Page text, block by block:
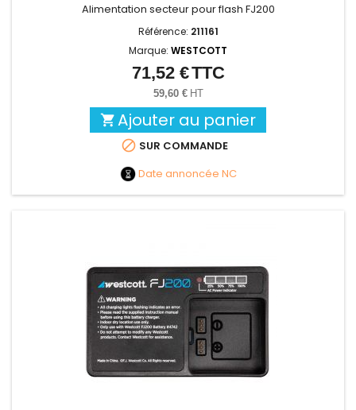
Alimentation secteur pour flash FJ200
Référence: 211161
Marque: WESTCOTT
Prix
71,52 €TTC
59,60 € HT
 Ajouter au panier
 SUR COMMANDE
Date annoncée NC